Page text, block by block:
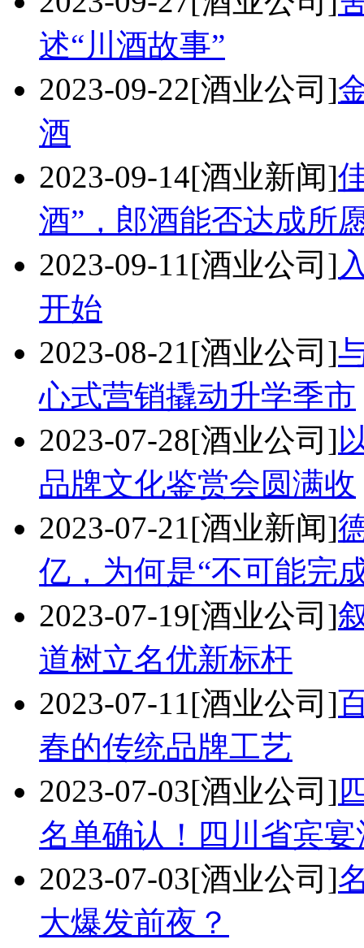
述“川酒故事”
2023-09-22[酒业公司]
酒
2023-09-14[酒业新闻]
酒”，郎酒能否达成所
2023-09-11[酒业公司]
开始
2023-08-21[酒业公司]
心式营销撬动升学季市
2023-07-28[酒业公司]
品牌文化鉴赏会圆满收
2023-07-21[酒业新闻]
亿，为何是“不可能完
2023-07-19[酒业公司]
道树立名优新标杆
2023-07-11[酒业公司]
春的传统品牌工艺
2023-07-03[酒业公司]
名单确认！四川省宾宴
2023-07-03[酒业公司]
大爆发前夜？